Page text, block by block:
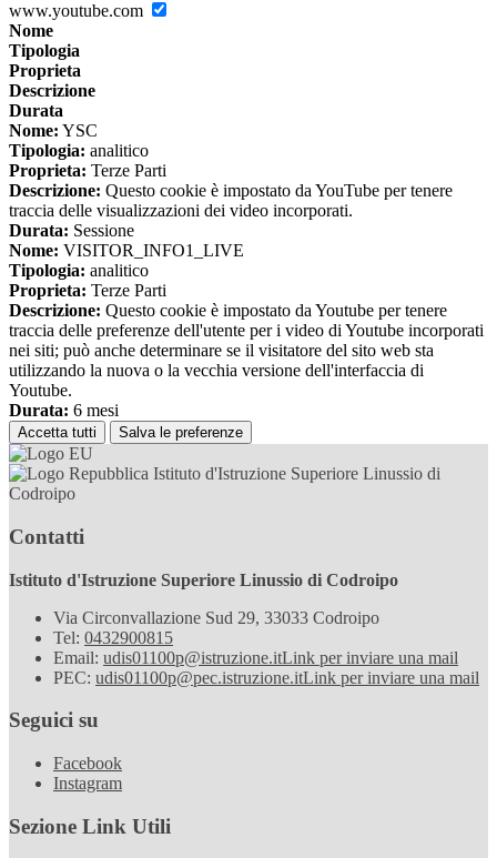
www.youtube.com
Nome
Tipologia
Proprieta
Descrizione
Durata
Nome: YSC
Tipologia: analitico
Proprieta: Terze Parti
Descrizione: Questo cookie è impostato da YouTube per tenere
traccia delle visualizzazioni dei video incorporati.
Durata: Sessione
Nome: VISITOR_INFO1_LIVE
Tipologia: analitico
Proprieta: Terze Parti
Descrizione: Questo cookie è impostato da Youtube per tenere
traccia delle preferenze dell'utente per i video di Youtube incorporati
nei siti; può anche determinare se il visitatore del sito web sta
utilizzando la nuova o la vecchia versione dell'interfaccia di
Youtube.
Durata: 6 mesi
Accetta tutti Salva le preferenze
Istituto d'Istruzione Superiore Linussio di
Codroipo
Contatti
Istituto d'Istruzione Superiore Linussio di Codroipo
Via Circonvallazione Sud 29, 33033 Codroipo
Tel: 0432900815
Email: udis01100p@istruzione.itLink per inviare una mail
PEC: udis01100p@pec.istruzione.itLink per inviare una mail
Seguici su
Facebook
Instagram
Sezione Link Utili